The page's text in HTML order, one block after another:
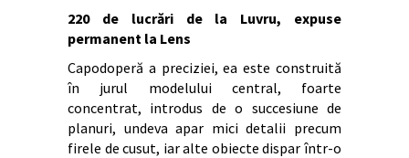
220 de lucrări de la Luvru, expuse
permanent la Lens
Capodoperă a preciziei, ea este construită
în jurul modelului central, foarte
concentrat, introdus de o succesiune de
planuri, undeva apar mici detalii precum
firele de cusut, iar alte obiecte dispar într-o